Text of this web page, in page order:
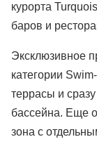
курорта
баров и
Эксклюзивное
категории
террасы и
бассейна. Еще
зона с